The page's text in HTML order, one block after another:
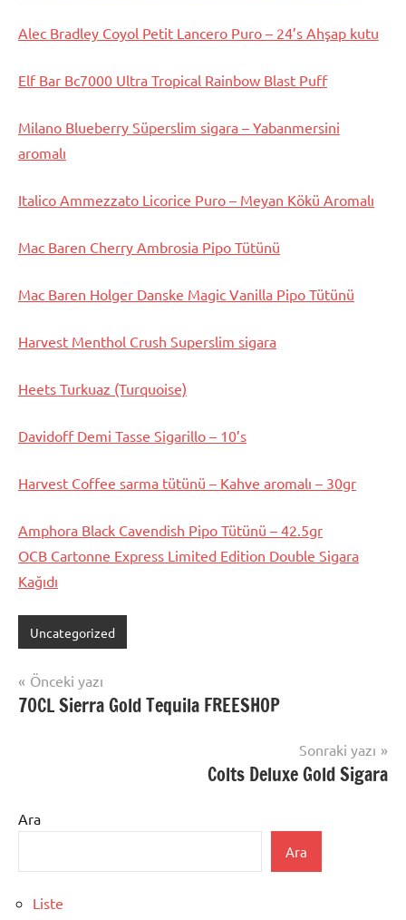
Alec Bradley Coyol Petit Lancero Puro – 24’s Ahşap kutu
Elf Bar Bc7000 Ultra Tropical Rainbow Blast Puff
Milano Blueberry Süperslim sigara – Yabanmersini
aromalı
Italico Ammezzato Licorice Puro – Meyan Kökü Aromalı
Mac Baren Cherry Ambrosia Pipo Tütünü
Mac Baren Holger Danske Magic Vanilla Pipo Tütünü
Harvest Menthol Crush Superslim sigara
Heets Turkuaz (Turquoise)
Davidoff Demi Tasse Sigarillo – 10’s
Harvest Coffee sarma tütünü – Kahve aromalı – 30gr
Amphora Black Cavendish Pipo Tütünü – 42.5gr
OCB Cartonne Express Limited Edition Double Sigara
Kağıdı
Uncategorized
Yazı
gezinmesi
Önceki yazı
70CL Sierra Gold Tequila FREESHOP
Sonraki yazı
Colts Deluxe Gold Sigara
Ara
Ara
Liste